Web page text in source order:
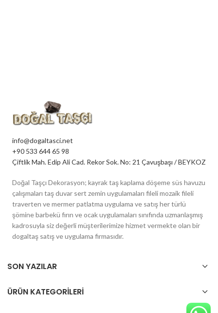
info@dogaltasci.net
+90 533 644 65 98
Çiftlik Mah. Edip Ali Cad. Rekor Sok. No: 21 Çavuşbaşı / BEYKOZ
Doğal Taşçı Dekorasyon; kayrak taş kaplama döşeme süs havuzu
çalışmaları taş duvar sert zemin uygulamaları fileli mozaik fileli
traverten ve mermer patlatma uygulama ve satış her türlü
şömine barbekü fırın ve ocak uygulamaları sınıfında uzmanlaşmış
kadrosuyla siz değerli müşterilerimize hizmet vermekte olan bir
dogaltaş satış ve uygulama firmasıdır.
SON YAZILAR
ÜRÜN KATEGORILERI